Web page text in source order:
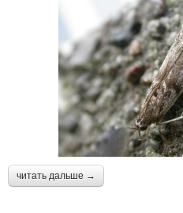
читать дальше →